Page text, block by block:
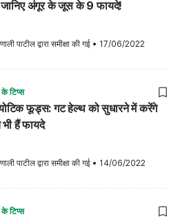
Juice): जानिए अंगूर के जूस के 9 फायदे!
पाटील द्वारा समीक्षा की गई • 17/06/2022
टिप्स
फूड्स: गट हेल्थ को सुधारने में करेंगे
हैं फायदे
पाटील द्वारा समीक्षा की गई • 14/06/2022
टिप्स